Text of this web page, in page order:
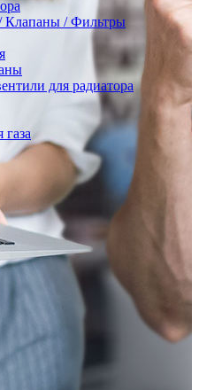
Клапаны / Фильтры
для радиатора